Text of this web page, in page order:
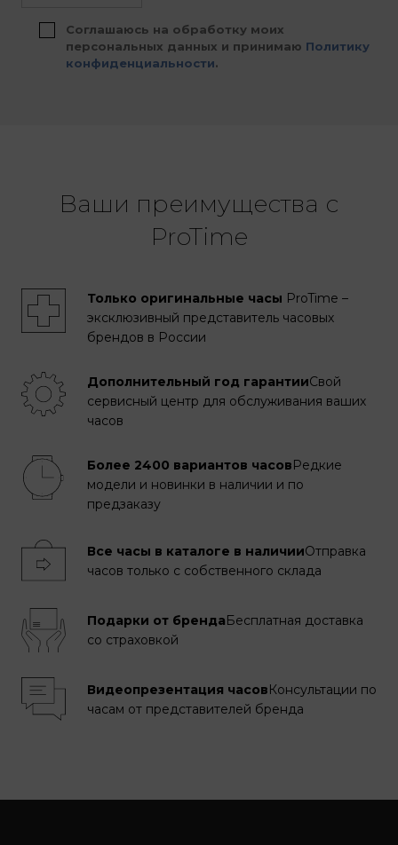
Соглашаюсь на обработку моих
персональных данных и принимаю Политику
конфиденциальности.
Ваши преимущества с
ProTime
Только оригинальные часы ProTime –
эксклюзивный представитель часовых
брендов в России
Дополнительный год гарантииСвой
сервисный центр для обслуживания ваших
часов
Более 2400 вариантов часовРедкие
модели и новинки в наличии и по
предзаказу
Все часы в каталоге в наличииОтправка
часов только с собственного склада
Подарки от брендаБесплатная доставка
со страховкой
Видеопрезентация часовКонсультации по
часам от представителей бренда